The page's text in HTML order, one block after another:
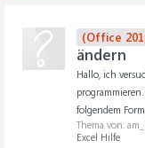
(Office
ändern
Hallo, ich
folgendem
Thema von:
Excel Hilfe